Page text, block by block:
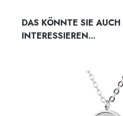
Produktgalerie überspringen
DAS KÖNNTE SIE AUCH
INTERESSIEREN...